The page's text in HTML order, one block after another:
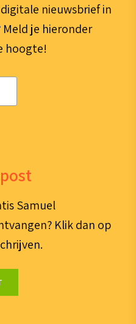
nieuwsbrief in
je hieronder
hoogte!
Samuel
Klik dan op